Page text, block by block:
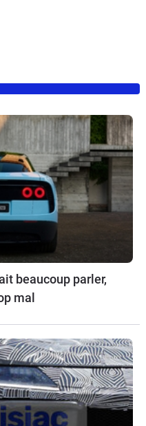
beaucoup parler,
mal